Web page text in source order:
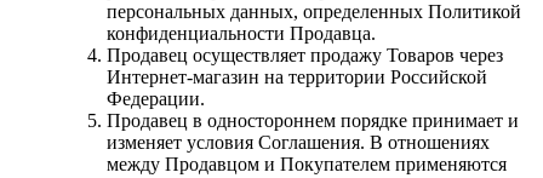
персональных данных, определенных Политикой
конфиденциальности Продавца.
Продавец осуществляет продажу Товаров через
Интернет-магазин на территории Российской
Федерации.
Продавец в одностороннем порядке принимает и
изменяет условия Соглашения. В отношениях
между Продавцом и Покупателем применяются